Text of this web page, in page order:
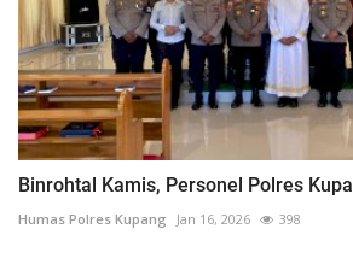
Binrohtal Kamis, Personel Polres
Humas Polres Kupang Jan 16, 2026 398